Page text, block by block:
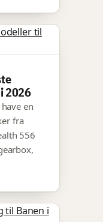
2026
en
fra
556